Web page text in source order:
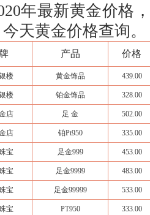
年最新黄金价格
天黄金价格查询。
产品 价格
楼 黄金饰品 439.00
楼 铂金饰品 328.00
店 足 金 502.00
店 铂Pt950 335.00
宝 足金999 453.00
宝 足金9999 483.00
宝 足金99999 533.00
宝 PT950 333.00